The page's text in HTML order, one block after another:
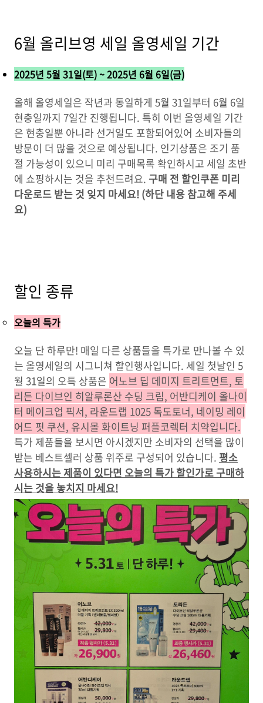
6월 올리브영 세일 올영세일 기간
2025년 5월 31일(토) ~ 2025년 6월 6일(금)
올해 올영세일은 작년과 동일하게 5월 31일부터 6월 6일
현충일까지 7일간 진행됩니다. 특히 이번 올영세일 기간
은 현충일뿐 아니라 선거일도 포함되어있어 소비자들의
방문이 더 많을 것으로 예상됩니다. 인기상품은 조기 품
절 가능성이 있으니 미리 구매목록 확인하시고 세일 초반
에 쇼핑하시는 것을 추천드려요. 구매 전 할인쿠폰 미리
다운로드 받는 것 잊지 마세요! (하단 내용 참고해 주세
요)
할인 종류
오늘의 특가
오늘 단 하루만! 매일 다른 상품들을 특가로 만나볼 수 있
는 올영세일의 시그니쳐 할인행사입니다. 세일 첫날인 5
월 31일의 오특 상품은 어노브 딥 데미지 트리트먼트, 토
리든 다이브인 히알루론산 수딩 크림, 어반디케이 올나이
터 메이크업 픽서, 라운드랩 1025 독도토너, 네이밍 레이
어드 핏 쿠션, 유시몰 화이트닝 퍼플코렉터 치약입니다.
특가 제품들을 보시면 아시겠지만 소비자의 선택을 많이
받는 베스트셀러 상품 위주로 구성되어 있습니다. 평소
사용하시는 제품이 있다면 오늘의 특가 할인가로 구매하
시는 것을 놓치지 마세요!